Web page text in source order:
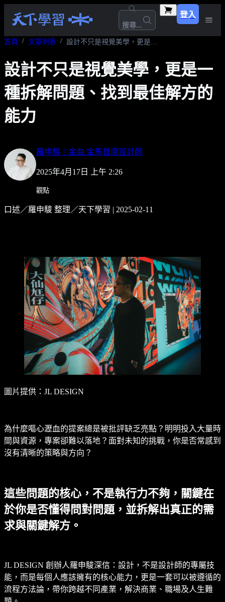
搜尋...
登入
首頁 文章列表 設計不只是視覺美學，更是一種拆解問題、找到最佳解方的能力
設計不只是視覺美學，更是一
種拆解問題、找到最佳解方的
能力
羅申駿｜金曲/金馬首席設計師
2025年4月17日 上午 2:26
觀點
口述／羅申駿 整理／天下學習 | 2025-02-11
圖片提供：JL DESIGN
為什麼嘔心瀝血的提案總是被批評缺乏亮點？明明投入大量時
間與資源，專案卻難以落地？面對未知的挑戰，你是否常感到
沒有清晰的策略與方向？
這些問題的核心，不是執行力不夠，關鍵在
於你是否懂得問對問題，並拆解出真正的需
求與關鍵解方。
JL DESIGN 創辦人羅申駿深信：設計，不是設計師的專屬技
能，而是每個人應該擁有的核心能力，更是一套可以被遵循的
流程方法論，帶你跨越不同產業，解決商業、職場及人生難